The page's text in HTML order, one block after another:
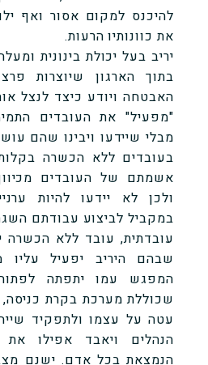
להיכנס למקום אסור ואף
את כוונותיו הרעות.
יריב בעל יכולת בינונית
בתוך הארגון שיוצרות
האבטחה ויודע כיצד לנצל
"מפעיל" את העובדים
מבלי שיידעו ויבינו שהם
בעובדים ללא הכשרה
אשמתם של העובדים
ולכן לא יידעו להיות
במקביל לביצוע עבודתם
עובדתית, עובד ללא הכשרה
שבהם היריב יפעיל עליו
המפגש עמו יתפתה
שכוללת מערכת בקרת כניסה,
עטה על עצמו ולתפקיד
הנהלים ויאבד אפילו את
הנמצאת בכל אדם. ישנם